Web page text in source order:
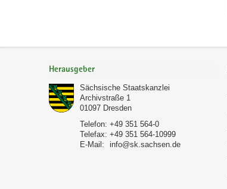
Herausgeber
Sächsische Staatskanzlei
Archivstraße 1
01097 Dresden
Telefon: +49 351 564-0
Telefax: +49 351 564-10999
E-Mail:
info@sk.sachsen.de